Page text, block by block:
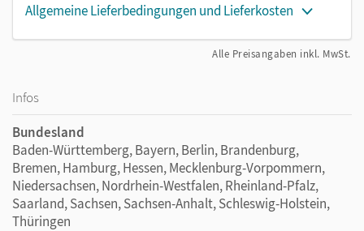
Allgemeine Lieferbedingungen und Lieferkosten
Alle Preisangaben inkl. MwSt.
Infos
Bundesland
Baden-Württemberg, Bayern, Berlin, Brandenburg,
Bremen, Hamburg, Hessen, Mecklenburg-Vorpommern,
Niedersachsen, Nordrhein-Westfalen, Rheinland-Pfalz,
Saarland, Sachsen, Sachsen-Anhalt, Schleswig-Holstein,
Thüringen